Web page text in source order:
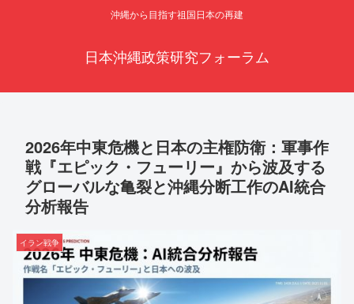
沖縄から目指す祖国日本の再建
日本沖縄政策研究フォーラム
2026年中東危機と日本の主権防衛：軍事作
戦『エピック・フューリー』から波及する
グローバルな亀裂と沖縄分断工作のAI統合
分析報告
イラン戦争